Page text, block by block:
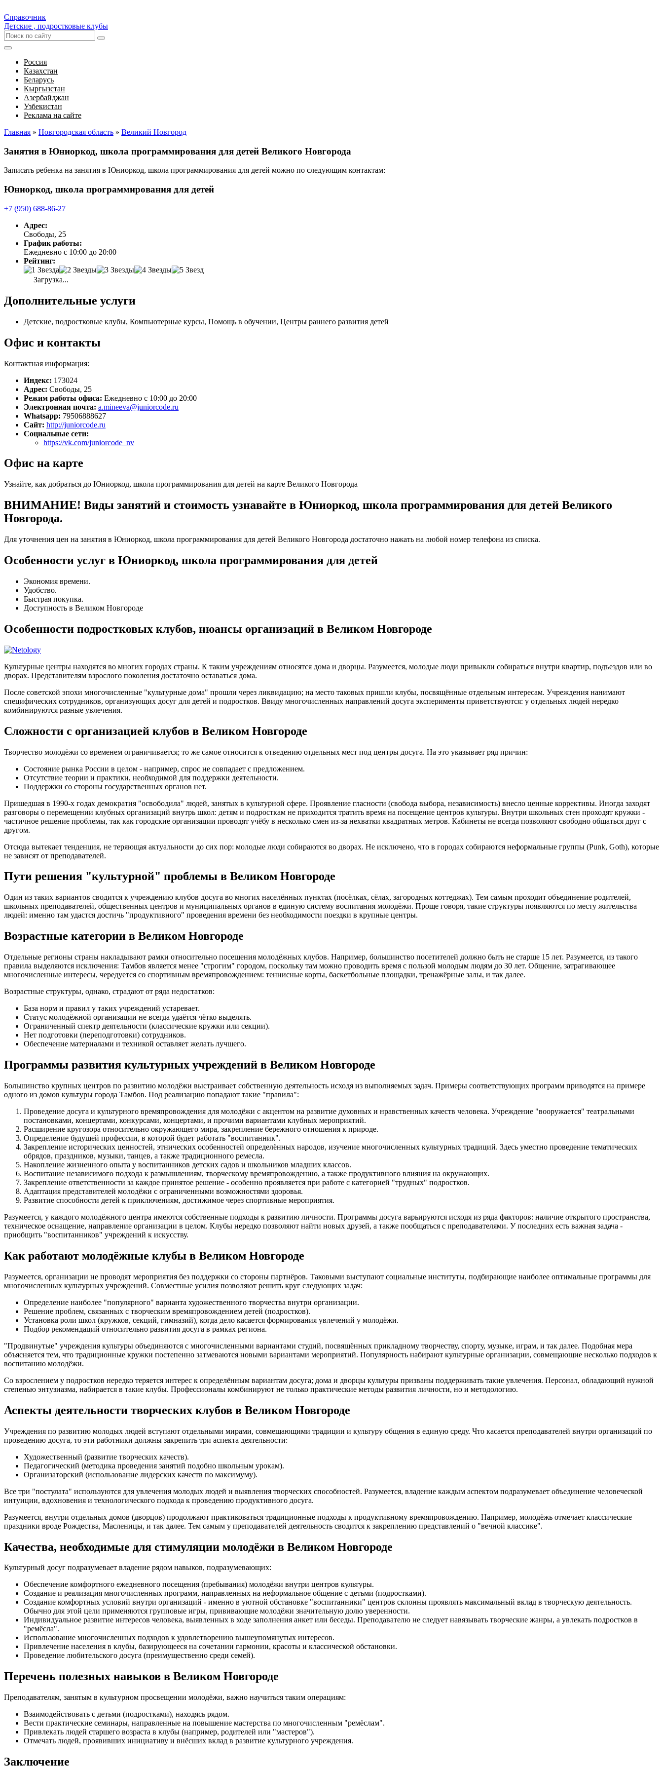
Справочник
Детские , подростковые клубы
Россия
Казахстан
Беларусь
Кыргызстан
Азербайджан
Узбекистан
Реклама на сайте
Главная » Новгородская область » Великий Новгород
Занятия в Юниоркод, школа программирования для детей Великого Новгорода
Записать ребенка на занятия в Юниоркод, школа программирования для детей можно по следующим контактам:
Юниоркод, школа программирования для детей
+7 (950) 688-86-27
Адрес:
Свободы, 25
График работы:
Ежедневно с 10:00 до 20:00
Рейтинг:
Загрузка...
Дополнительные услуги
Детские, подростковые клубы, Компьютерные курсы, Помощь в обучении, Центры раннего развития детей
Офис и контакты
Контактная информация:
Индекс: 173024
Адрес: Свободы, 25
Режим работы офиса: Ежедневно с 10:00 до 20:00
Электронная почта: a.mineeva@juniorcode.ru
Whatsapp: 79506888627
Сайт: http://juniorcode.ru
Социальные сети:
https://vk.com/juniorcode_nv
Офис на карте
Узнайте, как добраться до Юниоркод, школа программирования для детей на карте Великого Новгорода
ВНИМАНИЕ! Виды занятий и стоимость узнавайте в Юниоркод, школа программирования для детей Великого
Новгорода.
Для уточнения цен на занятия в Юниоркод, школа программирования для детей Великого Новгорода достаточно нажать на любой номер телефона из списка.
Особенности услуг в Юниоркод, школа программирования для детей
Экономия времени.
Удобство.
Быстрая покупка.
Доступность в Великом Новгороде
Особенности подростковых клубов, нюансы организаций в Великом Новгороде
Культурные центры находятся во многих городах страны. К таким учреждениям относятся дома и дворцы. Разумеется, молодые люди привыкли собираться внутри квартир, подъездов или во
дворах. Представителям взрослого поколения достаточно оставаться дома.
После советской эпохи многочисленные "культурные дома" прошли через ликвидацию; на место таковых пришли клубы, посвящённые отдельным интересам. Учреждения нанимают
специфических сотрудников, организующих досуг для детей и подростков. Ввиду многочисленных направлений досуга эксперименты приветствуются: у отдельных людей нередко
комбинируются разные увлечения.
Сложности с организацией клубов в Великом Новгороде
Творчество молодёжи со временем ограничивается; то же самое относится к отведению отдельных мест под центры досуга. На это указывает ряд причин:
Состояние рынка России в целом - например, спрос не совпадает с предложением.
Отсутствие теории и практики, необходимой для поддержки деятельности.
Поддержки со стороны государственных органов нет.
Пришедшая в 1990-х годах демократия "освободила" людей, занятых в культурной сфере. Проявление гласности (свобода выбора, независимость) внесло ценные коррективы. Иногда заходят
разговоры о перемещении клубных организаций внутрь школ: детям и подросткам не приходится тратить время на посещение центров культуры. Внутри школьных стен проходят кружки -
частичное решение проблемы, так как городские организации проводят учёбу в несколько смен из-за нехватки квадратных метров. Кабинеты не всегда позволяют свободно общаться друг с
другом.
Отсюда вытекает тенденция, не теряющая актуальности до сих пор: молодые люди собираются во дворах. Не исключено, что в городах собираются неформальные группы (Punk, Goth), которые
не зависят от преподавателей.
Пути решения "культурной" проблемы в Великом Новгороде
Один из таких вариантов сводится к учреждению клубов досуга во многих населённых пунктах (посёлках, сёлах, загородных коттеджах). Тем самым проходит объединение родителей,
школьных преподавателей, общественных центров и муниципальных органов в единую систему воспитания молодёжи. Проще говоря, такие структуры появляются по месту жительства
людей: именно там удастся достичь "продуктивного" проведения времени без необходимости поездки в крупные центры.
Возрастные категории в Великом Новгороде
Отдельные регионы страны накладывают рамки относительно посещения молодёжных клубов. Например, большинство посетителей должно быть не старше 15 лет. Разумеется, из такого
правила выделяются исключения: Тамбов является менее "строгим" городом, поскольку там можно проводить время с пользой молодым людям до 30 лет. Общение, затрагивающее
многочисленные интересы, чередуется со спортивным времяпровождением: теннисные корты, баскетбольные площадки, тренажёрные залы, и так далее.
Возрастные структуры, однако, страдают от ряда недостатков:
База норм и правил у таких учреждений устаревает.
Статус молодёжной организации не всегда удаётся чётко выделять.
Ограниченный спектр деятельности (классические кружки или секции).
Нет подготовки (переподготовки) сотрудников.
Обеспечение материалами и техникой оставляет желать лучшего.
Программы развития культурных учреждений в Великом Новгороде
Большинство крупных центров по развитию молодёжи выстраивает собственную деятельность исходя из выполняемых задач. Примеры соответствующих программ приводятся на примере
одного из домов культуры города Тамбов. Под реализацию попадают такие "правила":
Проведение досуга и культурного времяпровождения для молодёжи с акцентом на развитие духовных и нравственных качеств человека. Учреждение "вооружается" театральными
постановками, концертами, конкурсами, концертами, и прочими вариантами клубных мероприятий.
Расширение кругозора относительно окружающего мира, закрепление бережного отношения к природе.
Определение будущей профессии, в которой будет работать "воспитанник".
Закрепление исторических ценностей, этнических особенностей определённых народов, изучение многочисленных культурных традиций. Здесь уместно проведение тематических
обрядов, праздников, музыки, танцев, а также традиционного ремесла.
Накопление жизненного опыта у воспитанников детских садов и школьников младших классов.
Воспитание независимого подхода к размышлениям, творческому времяпровождению, а также продуктивного влияния на окружающих.
Закрепление ответственности за каждое принятое решение - особенно проявляется при работе с категорией "трудных" подростков.
Адаптация представителей молодёжи с ограниченными возможностями здоровья.
Развитие способности детей к приключениям, достижимое через спортивные мероприятия.
Разумеется, у каждого молодёжного центра имеются собственные подходы к развитию личности. Программы досуга варьируются исходя из ряда факторов: наличие открытого пространства,
техническое оснащение, направление организации в целом. Клубы нередко позволяют найти новых друзей, а также пообщаться с преподавателями. У последних есть важная задача -
приобщить "воспитанников" учреждений к искусству.
Как работают молодёжные клубы в Великом Новгороде
Разумеется, организации не проводят мероприятия без поддержки со стороны партнёров. Таковыми выступают социальные институты, подбирающие наиболее оптимальные программы для
многочисленных культурных учреждений. Совместные усилия позволяют решить круг следующих задач:
Определение наиболее "популярного" варианта художественного творчества внутри организации.
Решение проблем, связанных с творческим времяпровождением детей (подростков).
Установка роли школ (кружков, секций, гимназий), когда дело касается формирования увлечений у молодёжи.
Подбор рекомендаций относительно развития досуга в рамках региона.
"Продвинутые" учреждения культуры объединяются с многочисленными вариантами студий, посвящённых прикладному творчеству, спорту, музыке, играм, и так далее. Подобная мера
объясняется тем, что традиционные кружки постепенно затмеваются новыми вариантами мероприятий. Популярность набирают культурные организации, совмещающие несколько подходов к
воспитанию молодёжи.
Со взрослением у подростков нередко теряется интерес к определённым вариантам досуга; дома и дворцы культуры призваны поддерживать такие увлечения. Персонал, обладающий нужной
степенью энтузиазма, набирается в такие клубы. Профессионалы комбинируют не только практические методы развития личности, но и методологию.
Аспекты деятельности творческих клубов в Великом Новгороде
Учреждения по развитию молодых людей вступают отдельными мирами, совмещающими традиции и культуру общения в единую среду. Что касается преподавателей внутри организаций по
проведению досуга, то эти работники должны закрепить три аспекта деятельности:
Художественный (развитие творческих качеств).
Педагогический (методика проведения занятий подобно школьным урокам).
Организаторский (использование лидерских качеств по максимуму).
Все три "постулата" используются для увлечения молодых людей и выявления творческих способностей. Разумеется, владение каждым аспектом подразумевает объединение человеческой
интуиции, вдохновения и технологического подхода к проведению продуктивного досуга.
Разумеется, внутри отдельных домов (дворцов) продолжают практиковаться традиционные подходы к продуктивному времяпровождению. Например, молодёжь отмечает классические
праздники вроде Рождества, Масленицы, и так далее. Тем самым у преподавателей деятельность сводится к закреплению представлений о "вечной классике".
Качества, необходимые для стимуляции молодёжи в Великом Новгороде
Культурный досуг подразумевает владение рядом навыков, подразумевающих:
Обеспечение комфортного ежедневного посещения (пребывания) молодёжи внутри центров культуры.
Создание и реализация многочисленных программ, направленных на неформальное общение с детьми (подростками).
Создание комфортных условий внутри организаций - именно в уютной обстановке "воспитанники" центров склонны проявлять максимальный вклад в творческую деятельность.
Обычно для этой цели применяются групповые игры, прививающие молодёжи значительную долю уверенности.
Индивидуальное развитие интересов человека, выявленных в ходе заполнения анкет или беседы. Преподавателю не следует навязывать творческие жанры, а увлекать подростков в
"ремёсла".
Использование многочисленных подходов к удовлетворению вышеупомянутых интересов.
Привлечение населения в клубы, базирующееся на сочетании гармонии, красоты и классической обстановки.
Проведение любительского досуга (преимущественно среди семей).
Перечень полезных навыков в Великом Новгороде
Преподавателям, занятым в культурном просвещении молодёжи, важно научиться таким операциям:
Взаимодействовать с детьми (подростками), находясь рядом.
Вести практические семинары, направленные на повышение мастерства по многочисленным "ремёслам".
Привлекать людей старшего возраста в клубы (например, родителей или "мастеров").
Отмечать людей, проявивших инициативу и внёсших вклад в развитие культурного учреждения.
Заключение